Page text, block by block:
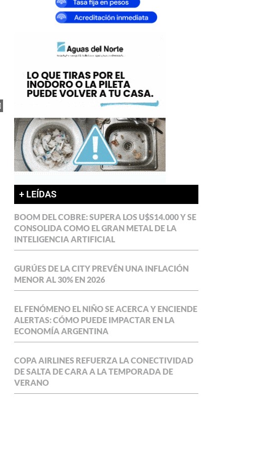
+ LEÍDAS
BOOM DEL COBRE: SUPERA LOS U$S14.000 Y SE
CONSOLIDA COMO EL GRAN METAL DE LA
INTELIGENCIA ARTIFICIAL
GURÚES DE LA CITY PREVÉN UNA INFLACIÓN
MENOR AL 30% EN 2026
EL FENÓMENO EL NIÑO SE ACERCA Y ENCIENDE
ALERTAS: CÓMO PUEDE IMPACTAR EN LA
ECONOMÍA ARGENTINA
COPA AIRLINES REFUERZA LA CONECTIVIDAD
DE SALTA DE CARA A LA TEMPORADA DE
VERANO